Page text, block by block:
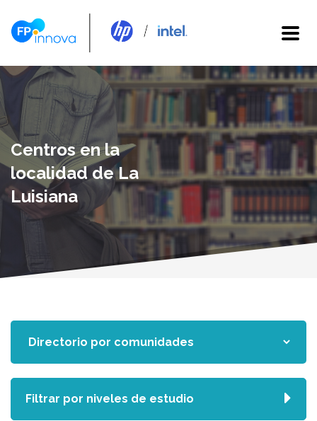
Centros en la
localidad de La
Luisiana
Filtrar por niveles de estudio